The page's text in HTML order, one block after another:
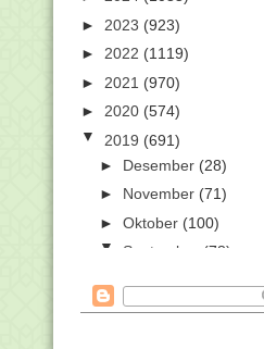
► 2023 (923)
► 2022 (1119)
► 2021 (970)
► 2020 (574)
▼ 2019 (691)
► Desember (28)
► November (71)
► Oktober (100)
▼ September
(78)
Vokalis Seni Qas...